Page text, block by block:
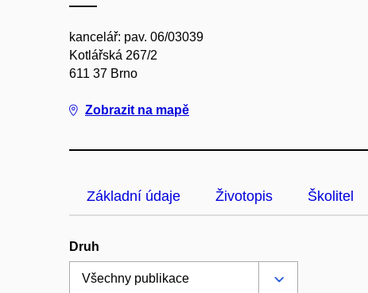
kancelář: pav. 06/03039
Kotlářská 267/2
611 37 Brno
Zobrazit na mapě
Základní údaje Životopis Školitel
Druh